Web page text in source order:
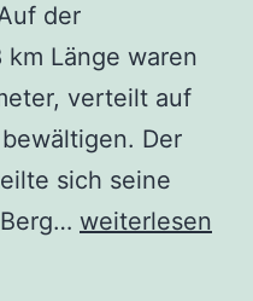
der
Länge waren
verteilt auf
Der
sich seine
weiterlesen